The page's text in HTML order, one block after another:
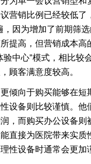
营销比例已经较低了
，因为增加了前期筛
提高，但营销成本高
验中心”模式，相比较
顾客满意度较高。
向于购买能够在短
设备则比较谨慎。他
，而购买办公设备则
直接为医院带来实质
性设备时通常会更加